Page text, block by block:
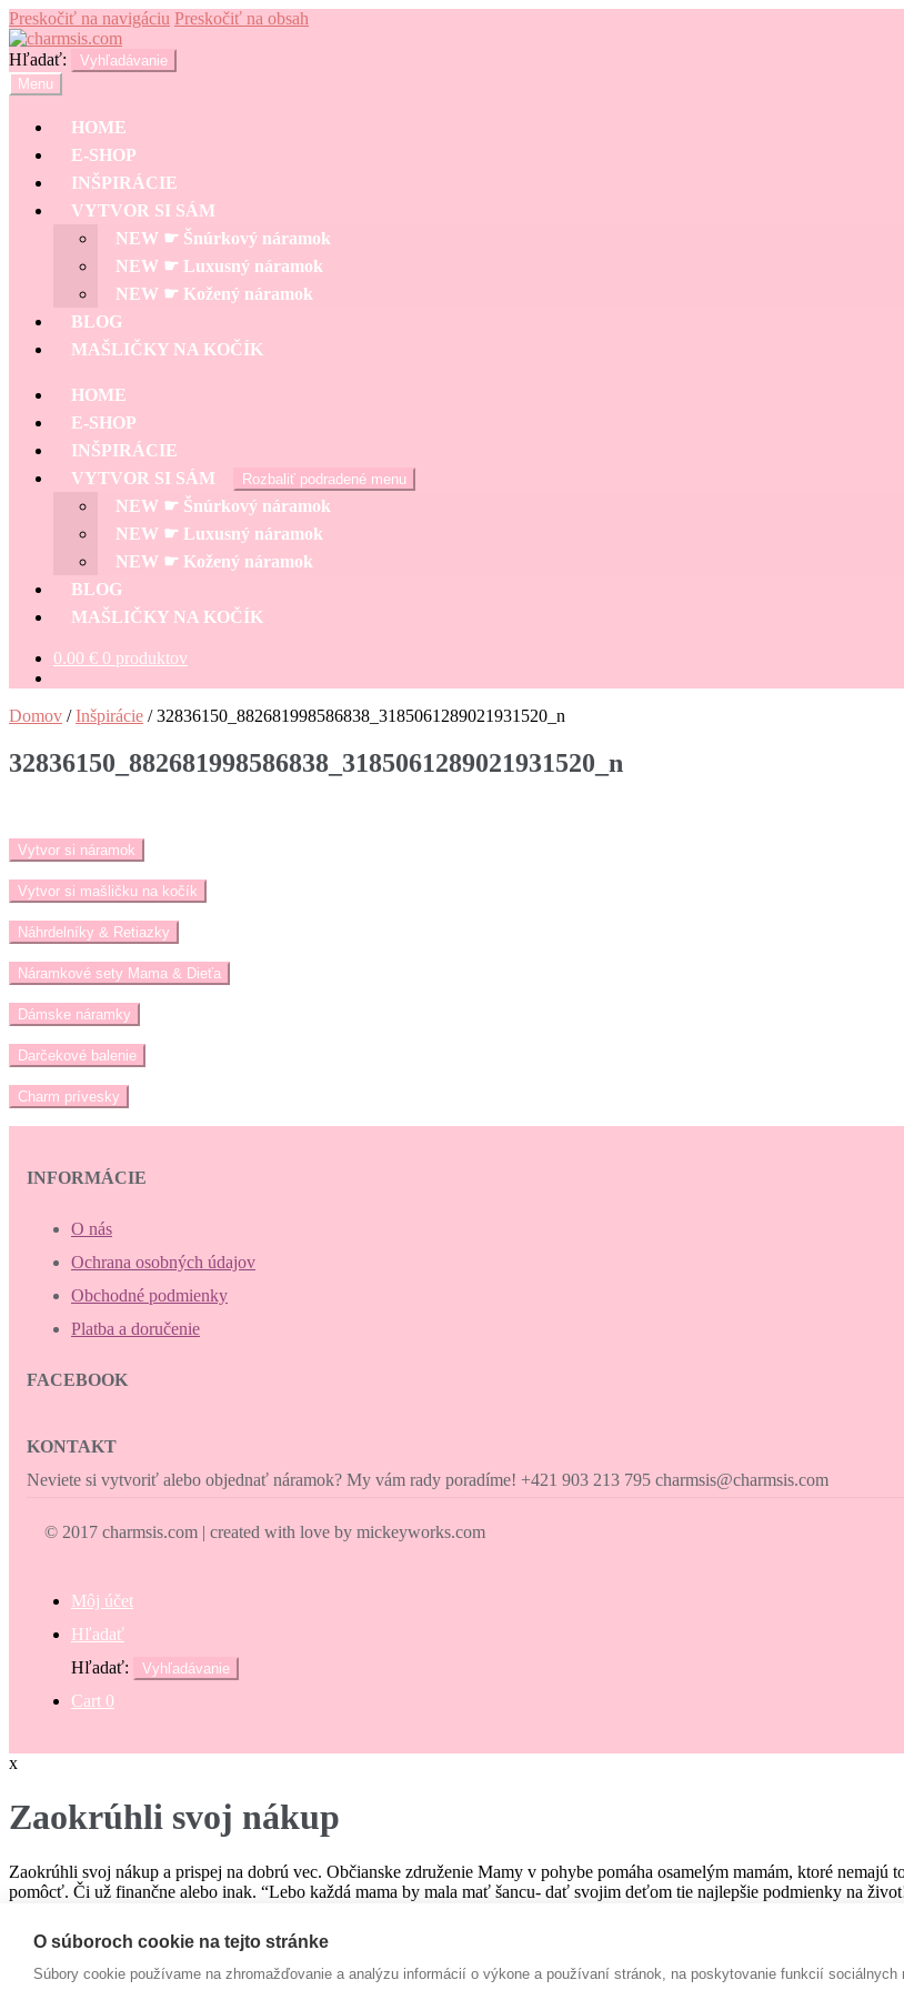
Preskočiť na navigáciu Preskočiť na obsah
Hľadať:
Vyhľadávanie
Menu
HOME
E-SHOP
INŠPIRÁCIE
VYTVOR SI SÁM
NEW ☛ Šnúrkový náramok
NEW ☛ Luxusný náramok
NEW ☛ Kožený náramok
BLOG
MAŠLIČKY NA KOČÍK
HOME
E-SHOP
INŠPIRÁCIE
VYTVOR SI SÁM
Rozbaliť podradené menu
NEW ☛ Šnúrkový náramok
NEW ☛ Luxusný náramok
NEW ☛ Kožený náramok
BLOG
MAŠLIČKY NA KOČÍK
0.00 € 0 produktov
Domov /Inšpirácie /32836150_882681998586838_3185061289021931520_n
32836150_882681998586838_3185061289021931520_n
Vytvor si náramok
Vytvor si mašličku na kočík
Náhrdelníky & Retiazky
Náramkové sety Mama & Dieťa
Dámske náramky
Darčekové balenie
Charm prívesky
INFORMÁCIE
O nás
Ochrana osobných údajov
Obchodné podmienky
Platba a doručenie
FACEBOOK
KONTAKT
Neviete si vytvoriť alebo objednať náramok? My vám rady poradíme! +421 903 213 795 charmsis@charmsis.com
© 2017 charmsis.com | created with love by mickeyworks.com
Môj účet
Hľadať
Hľadať:
Vyhľadávanie
Cart 0
x
Zaokrúhli svoj nákup
Zaokrúhli svoj nákup a prispej na dobrú vec. Občianske združenie Mamy v pohybe pomáha osamelým mamám, ktoré
pomôcť. Či už finančne alebo inak. “Lebo každá mama by mala mať šancu- dať svojim deťom tie najlepšie podmienky na
Campaign
Rada prispejem :-)
O súboroch cookie na tejto stránke
Súbory cookie používame na zhromažďovanie a analýzu informácií o výkone a používaní stránok, na poskytovanie funkcií sociálnych